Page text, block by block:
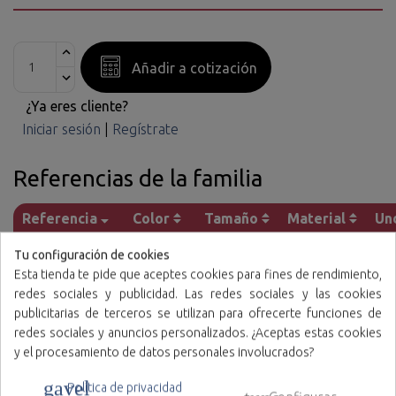
Añadir a cotización
¿Ya eres cliente?
Iniciar sesión
Regístrate
Referencias de la familia
Referencia Color Tamaño Material
10/02/141 Azul Oscuro
Características
Tu configuración de cookies
Esta tienda te pide que aceptes cookies para fines de rendimiento,
redes sociales y publicidad. Las redes sociales y las cookies
publicitarias de terceros se utilizan para ofrecerte funciones de
redes sociales y anuncios personalizados. ¿Aceptas estas cookies
y el procesamiento de datos personales involucrados?
gavel
Política de privacidad